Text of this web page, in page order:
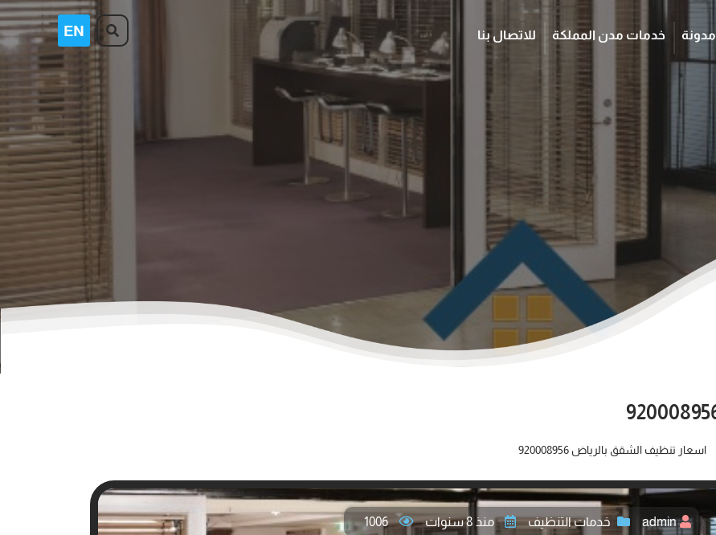
مدونة خدمات مدن المملكة للاتصال بنا
اسعار تنظيف الشقق بالرياض 920008956
admin خدمات التنظيف منذ 8 سنوات 1006